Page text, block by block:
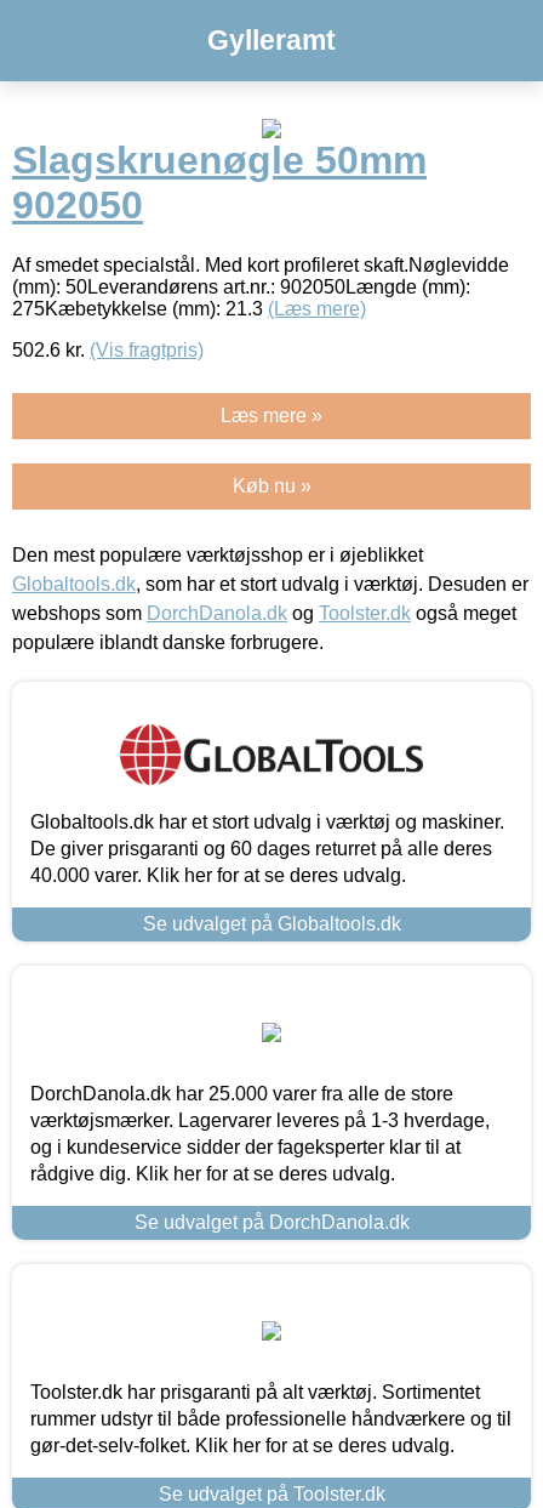
Gylleramt
Slagskruenøgle 50mm
902050
Af smedet specialstål. Med kort profileret skaft.Nøglevidde
(mm): 50Leverandørens art.nr.: 902050Længde (mm):
275Kæbetykkelse (mm): 21.3 (Læs mere)
502.6 kr. (Vis fragtpris)
Læs mere »
Køb nu »
Den mest populære værktøjsshop er i øjeblikket
Globaltools.dk, som har et stort udvalg i værktøj. Desuden er
webshops som DorchDanola.dk og Toolster.dk også meget
populære iblandt danske forbrugere.
Globaltools.dk har et stort udvalg i værktøj og maskiner.
De giver prisgaranti og 60 dages returret på alle deres
40.000 varer. Klik her for at se deres udvalg.
Se udvalget på Globaltools.dk
DorchDanola.dk har 25.000 varer fra alle de store
værktøjsmærker. Lagervarer leveres på 1-3 hverdage,
og i kundeservice sidder der fageksperter klar til at
rådgive dig. Klik her for at se deres udvalg.
Se udvalget på DorchDanola.dk
Toolster.dk har prisgaranti på alt værktøj. Sortimentet
rummer udstyr til både professionelle håndværkere og til
gør-det-selv-folket. Klik her for at se deres udvalg.
Se udvalget på Toolster.dk